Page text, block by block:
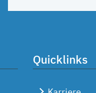
Quicklinks